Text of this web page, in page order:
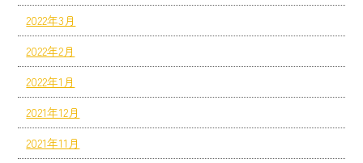
2022年3月
2022年2月
2022年1月
2021年12月
2021年11月